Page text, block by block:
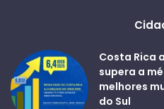
Costa Rica
supera a
melhores
do Sul